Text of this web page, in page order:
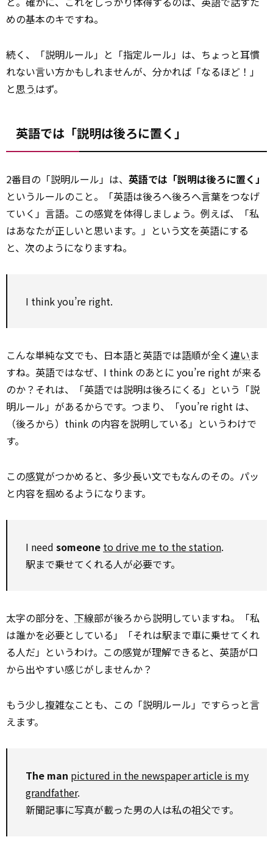
めの基本のキですね。
続く、「説明ルール」と「指定ルール」は、ちょっと耳慣
れない言い方かもしれませんが、分かれば「なるほど！」
と思うはず。
英語では「説明は後ろに置く」
2番目の「説明ルール」は、 英語では「説明は後ろに置く」
というルールのこと。「英語は後ろへ後ろへ言葉をつなげ
ていく」言語。この感覚を体得しましょう。例えば、「私
はあなたが正しいと思います。」という文を英語にする
と、次のようになりますね。
I think you’re right.
こんな単純な文でも、日本語と英語では語順が全く 違いま
すね。英語ではなぜ、I think のあとに you’re right が来る
のか？それは、「英語では説明は後ろにくる」という「説
明ルール」があるからです。つまり、「you’re right は、
（後ろから）think の内容を説明している」というわけで
す。
この感覚がつかめると、多少長い文でもなんのその。パッ
と内容を掴めるようになります。
I need someone to drive me to the station.
駅まで乗せてくれる人が必要です。
太字の部分を、 下線部が後ろから説明していますね。「私
は誰かを必要としている」「それは駅まで車に乗せてくれ
る人だ」というわけ。この感覚が理解できると、英語が口
から出やすい感じがしませんか？
もう少し複雑なことも、この「説明ルール」ですらっと言
えます。
The man pictured in the newspaper article is my
grandfather.
新聞記事に写真が載った男の人は私の祖父です。